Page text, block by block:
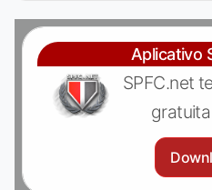
Aplicativo
SPFC.net